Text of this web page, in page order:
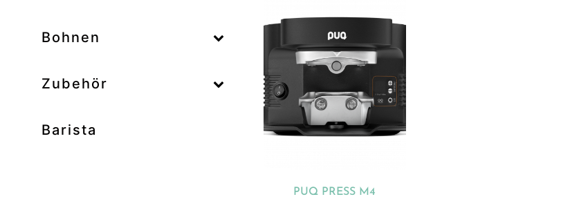
Bohnen
–
Zubehör
Barista
Zum Verkauf(32)
Produkt-Kategorien
Unkategorisiert
Abonnements(0)
PUQ PRESS M4